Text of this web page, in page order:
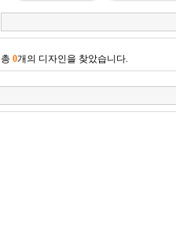
총 0개의 디자인을 찾았습니다.